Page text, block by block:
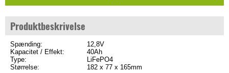
Produktbeskrivelse
Spænding:
12,8V
Kapacitet / Effekt:
40Ah
Type:
LiFePO4
Størrelse:
182 x 77 x 165mm